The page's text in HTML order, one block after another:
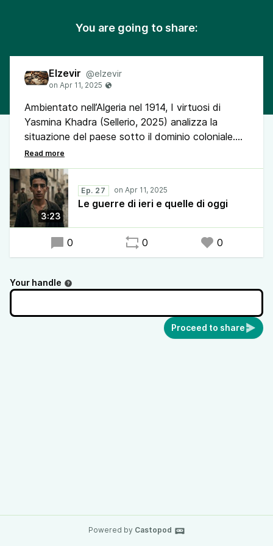
You are going to share:
Elzevir @elzevir
Ambientato nell’Algeria nel 1914, I virtuosi di
Yasmina Khadra (Sellerio, 2025) analizza la
situazione del paese sotto il dominio coloniale.
«Guardando le donne guardare la guerra» è
invece la testimonianza postuma di Victoria
Amelina sulle atrocità inaugurate dall’invasione
russa del 2022.
3:23
Ep. 27
Le guerre di ieri e quelle di oggi
0 0 0
Your handle
Proceed to share
Powered by Castopod